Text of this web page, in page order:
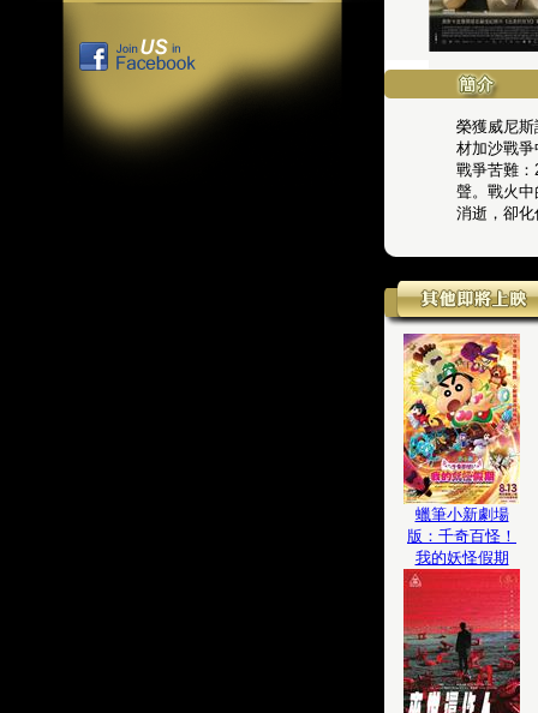
榮獲威尼
材加沙戰
戰爭苦難
聲。戰火
消逝，卻
蠟筆小新劇場
版：千奇百怪！
我的妖怪假期